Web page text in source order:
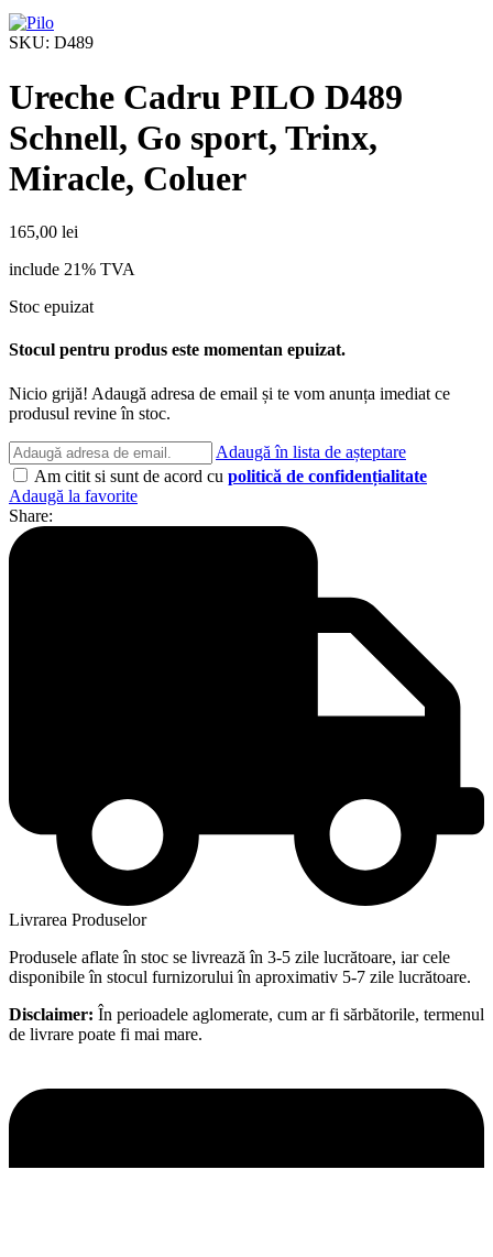
SKU: D489
Ureche Cadru PILO D489
Schnell, Go sport, Trinx,
Miracle, Coluer
165,00 lei
include 21% TVA
Stoc epuizat
Stocul pentru produs este momentan epuizat.
Nicio grijă! Adaugă adresa de email și te vom anunța imediat ce
produsul revine în stoc.
Adaugă în lista de așteptare
Am citit si sunt de acord cu politică de confidențialitate
Adaugă la favorite
Share:
Livrarea Produselor
Produsele aflate în stoc se livrează în 3-5 zile lucrătoare, iar cele
disponibile în stocul furnizorului în aproximativ 5-7 zile lucrătoare.
Disclaimer: În perioadele aglomerate, cum ar fi sărbătorile, termenul
de livrare poate fi mai mare.